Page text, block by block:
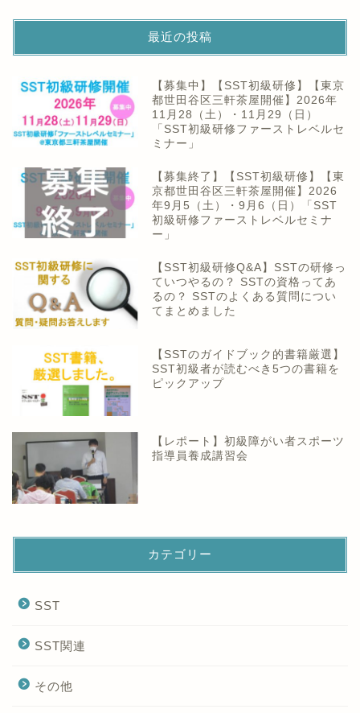
最近の投稿
【募集中】【SST初級研修】【東京
都世田谷区三軒茶屋開催】2026年
11月28（土）・11月29（日）
「SST初級研修ファーストレベルセ
ミナー」
【募集終了】【SST初級研修】【東
京都世田谷区三軒茶屋開催】2026
年9月5（土）・9月6（日）「SST
初級研修ファーストレベルセミナ
ー」
【SST初級研修Q&A】SSTの研修っ
ていつやるの？ SSTの資格ってあ
るの？ SSTのよくある質問につい
てまとめました
【SSTのガイドブック的書籍厳選】
SST初級者が読むべき5つの書籍を
ピックアップ
【レポート】初級障がい者スポーツ
指導員養成講習会
カテゴリー
SST
SST関連
その他